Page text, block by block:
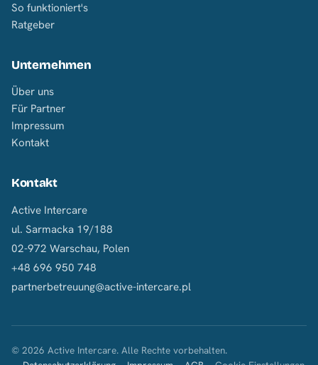
So funktioniert's
Ratgeber
Unternehmen
Über uns
Für Partner
Impressum
Kontakt
Kontakt
Active Intercare
ul. Sarmacka 19/188
02-972 Warschau, Polen
+48 696 950 748
partnerbetreuung@active-intercare.pl
© 2026 Active Intercare. Alle Rechte vorbehalten.